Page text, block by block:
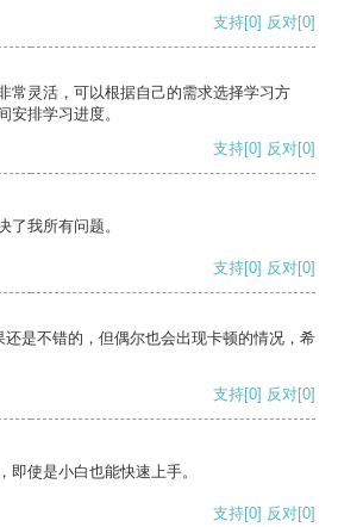
支持[0] 反对[0]
常灵活，可以根据自己的需求选择学习方
安排学习进度。
支持[0] 反对[0]
了我所有问题。
支持[0] 反对[0]
是不错的，但偶尔也会出现卡顿的情况，希
支持[0] 反对[0]
即使是小白也能快速上手。
支持[0] 反对[0]